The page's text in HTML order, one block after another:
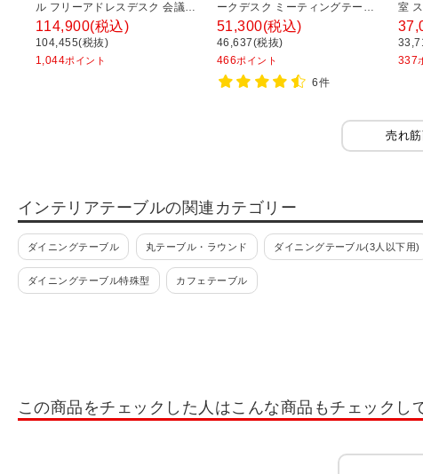
ル フリーアドレスデスク 会議テ
ーブル ミーティングテーブル 配
線収納付き 幅1800×奥行1000×
114,900(税込)
104,455(税抜)
1,044ポイント
ークデスク ミーティングテーブ
ル スチール脚 幅1500×奥行800×
高さ720mm
51,300(税込)
46,637(税抜)
466ポイント
6件
室
ー塗
行
337
売れ
インテリアテーブルの関連カテゴリー
ダイニングテーブル 丸テーブル・ラウンド ダイニングテーブル(3人以下用)
ダイニングテーブル特殊型 カフェテーブル
この商品をチェックした人はこんな商品もチェックし